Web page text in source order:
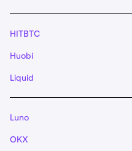
HITBTC
Huobi
Liquid
Luno
OKX